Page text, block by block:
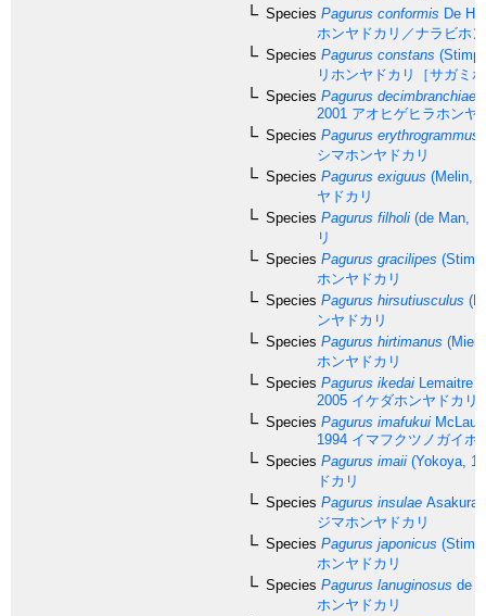
Species Pagurus conformis De
ホンヤドカリ／ナラビホ
Species Pagurus constans
リホンヤドカリ［サガミ
Species Pagurus decimbranchiae
2001 アオヒゲヒラホンヤ
Species Pagurus erythrogrammus
シマホンヤドカリ
Species Pagurus exiguus (Melin,
ヤドカリ
Species Pagurus filholi (de Man,
リ
Species Pagurus gracilipes
ホンヤドカリ
Species Pagurus hirsutiusculus
ンヤドカリ
Species Pagurus hirtimanus
ホンヤドカリ
Species Pagurus ikedai Lemaitre
2005 イケダホンヤドカリ
Species Pagurus imafukui
1994 イマフクツノガイホ
Species Pagurus imaii (Yokoya,
ドカリ
Species Pagurus insulae Asakura,
ジマホンヤドカリ
Species Pagurus japonicus
ホンヤドカリ
Species Pagurus lanuginosus de
ホンヤドカリ